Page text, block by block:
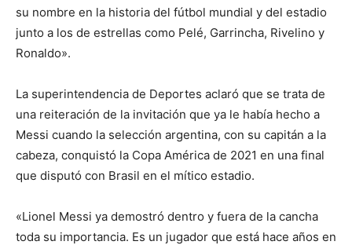
su nombre en la historia del fútbol mundial y del estadio
junto a los de estrellas como Pelé, Garrincha, Rivelino y
Ronaldo».
La superintendencia de Deportes aclaró que se trata de
una reiteración de la invitación que ya le había hecho a
Messi cuando la selección argentina, con su capitán a la
cabeza, conquistó la Copa América de 2021 en una final
que disputó con Brasil en el mítico estadio.
«Lionel Messi ya demostró dentro y fuera de la cancha
toda su importancia. Es un jugador que está hace años en